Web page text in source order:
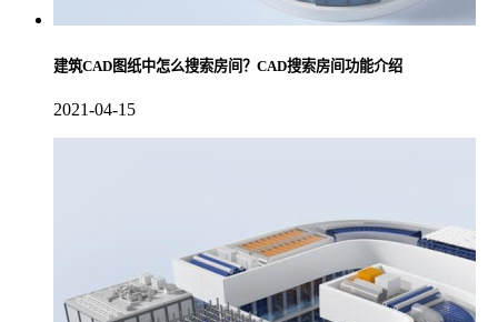
建筑CAD图纸中怎么搜索房间？CAD搜索房间功能介绍
2021-04-15